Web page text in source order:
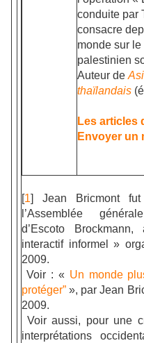
conduite par
consacre
monde sur
palestinien
Auteur de
thaïlandais
Les articles
Envoyer un
[1] Jean Bricmont
l’Assemblée
d’Escoto
interactif informel »
2009.
Voir : « Un monde
protéger” », par Jean
2009.
Voir aussi, pour une
interprétations